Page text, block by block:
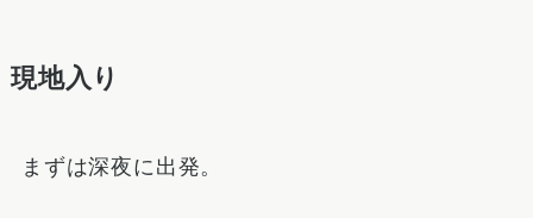
現地入り
まずは深夜に出発。